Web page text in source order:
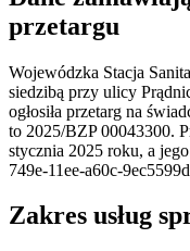
przetargu
Wojewódzka Stacja
siedzibą przy ulicy
ogłosiła przetarg na
to 2025/BZP 00043300.
stycznia 2025 roku, a
749e-11ee-a60c-
Zakres usług